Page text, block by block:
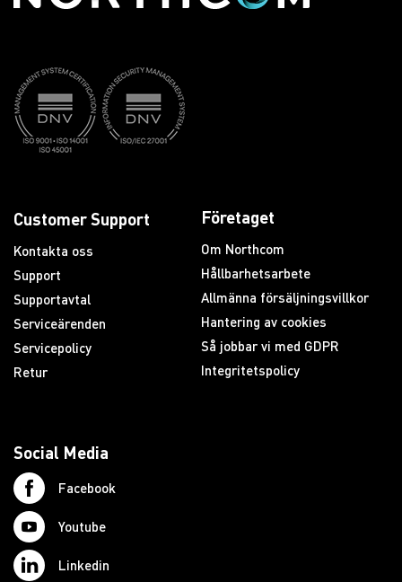
Customer Support
Kontakta oss
Support
Supportavtal
Serviceärenden
Servicepolicy
Retur
Företaget
Om Northcom
Hållbarhetsarbete
Allmänna försäljningsvillkor
Hantering av cookies
Så jobbar vi med GDPR
Integritetspolicy
Social Media
Facebook
Youtube
Linkedin